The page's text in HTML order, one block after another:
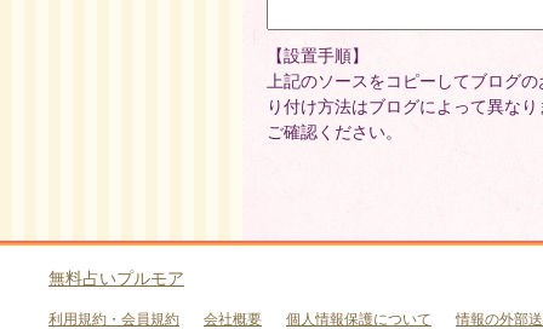
【設置手順】
上記のソースをコピーしてブログ
り付け方法はブログによって異な
ご確認ください。
無料占いプルモア
利用規約・会員規約 会社概要 個人情報保護について 情報の外部